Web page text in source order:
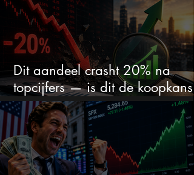
Dit aandeel crasht 20% na
topcijfers — is dit de koopkans
waar beleggers op wachtten?